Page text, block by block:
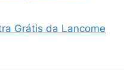
Grátis da Lancome